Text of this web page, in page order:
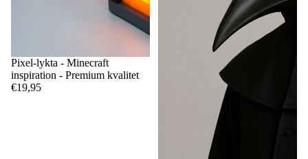
Pixel-lykta - Minecraft
inspiration - Premium kvalitet
€19,95